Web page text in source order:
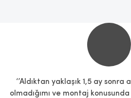
‘’Aldıktan yaklaşık 1,5 ay sonra
olmadığımı ve montaj konusunda